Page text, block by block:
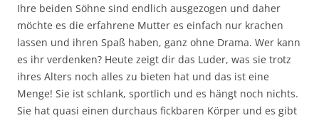
Ihre beiden Söhne sind endlich ausgezogen und daher
möchte es die erfahrene Mutter es einfach nur krachen
lassen und ihren Spaß haben, ganz ohne Drama. Wer kann
es ihr verdenken? Heute zeigt dir das Luder, was sie trotz
ihres Alters noch alles zu bieten hat und das ist eine
Menge! Sie ist schlank, sportlich und es hängt noch nichts.
Sie hat quasi einen durchaus fickbaren Körper und es gibt